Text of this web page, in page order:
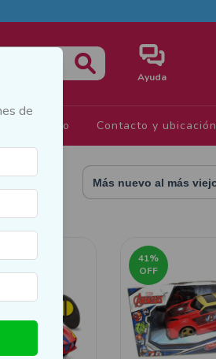
Ayuda
Guias de Uso Contacto y ubicación
41%
OFF
de